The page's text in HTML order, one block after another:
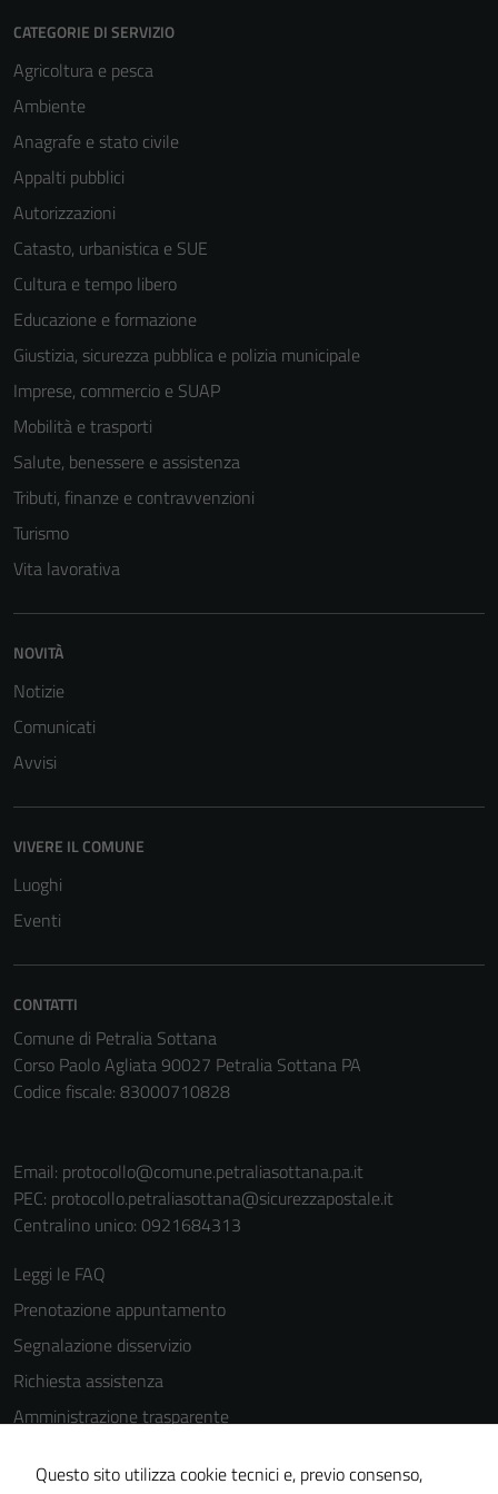
CATEGORIE DI SERVIZIO
Agricoltura e pesca
Ambiente
Anagrafe e stato civile
Appalti pubblici
Autorizzazioni
Catasto, urbanistica e SUE
Cultura e tempo libero
Educazione e formazione
Giustizia, sicurezza pubblica e polizia municipale
Imprese, commercio e SUAP
Mobilità e trasporti
Salute, benessere e assistenza
Tributi, finanze e contravvenzioni
Turismo
Vita lavorativa
NOVITÀ
Notizie
Comunicati
Avvisi
VIVERE IL COMUNE
Luoghi
Eventi
CONTATTI
Comune di Petralia Sottana
Corso Paolo Agliata 90027 Petralia Sottana PA
Codice fiscale: 83000710828
Email: protocollo@comune.petraliasottana.pa.it
PEC: protocollo.petraliasottana@sicurezzapostale.it
Centralino unico: 0921684313
Leggi le FAQ
Prenotazione appuntamento
Segnalazione disservizio
Richiesta assistenza
Amministrazione trasparente
Cookie Policy
Questo sito utilizza cookie tecnici e, previo consenso,